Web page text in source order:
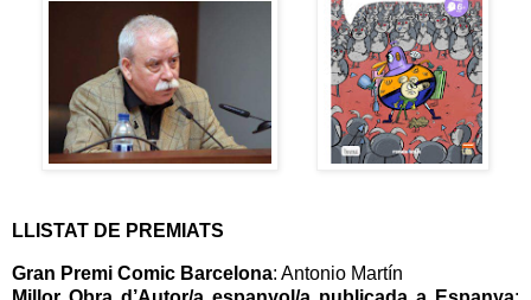
LLISTAT DE PREMIATS
Gran Premi Comic Barcelona: Antonio Martín